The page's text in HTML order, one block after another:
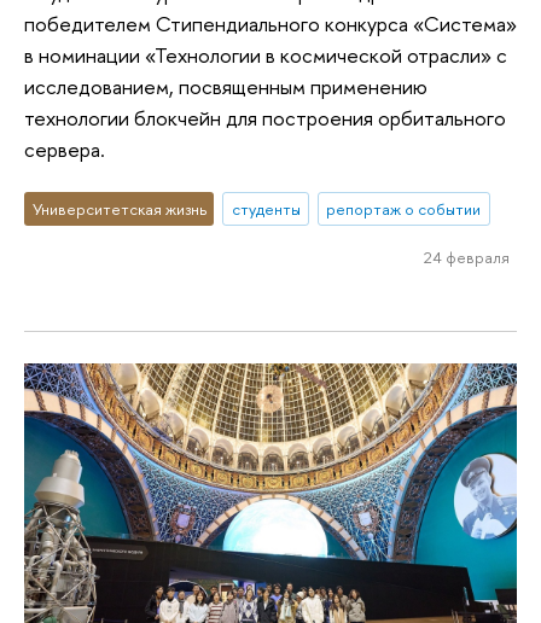
победителем Стипендиального конкурса «Система»
в номинации «Технологии в космической отрасли» с
исследованием, посвященным применению
технологии блокчейн для построения орбитального
сервера.
Университетская жизнь студенты репортаж о событии
24 февраля